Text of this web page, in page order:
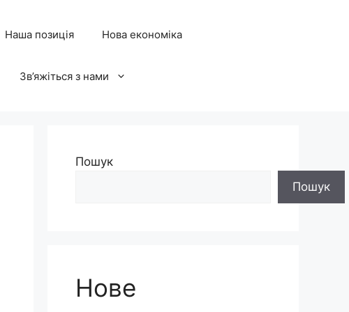
Наша позиція Нова економіка
Зв’яжіться з нами
Пошук
Пошук
Нове